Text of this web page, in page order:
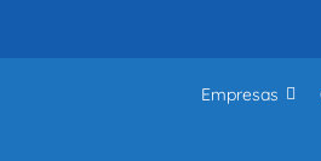
Empresas